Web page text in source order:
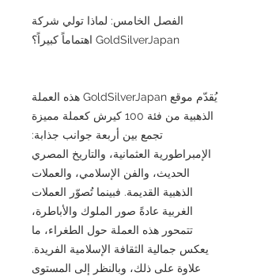
الفصل الخامس: لماذا تولي شركة
GoldSilverJapan اهتماماً كبيراً؟
يُقدّم موقع GoldSilverJapan هذه العملة
الذهبية من فئة 100 كيرش كعملة مميزة
تجمع بين أربعة جوانب جذابة:
الإمبراطورية العثمانية، والتاريخ المصري
الحديث، والفن الإسلامي، والعملات
الذهبية القديمة. فبينما تُصوّر العملات
الغربية عادةً صور الملوك والأباطرة،
تتمحور هذه العملة حول الطغراء، ما
يعكس جمالية الثقافة الإسلامية الفريدة.
علاوة على ذلك، وبالنظر إلى المستوى